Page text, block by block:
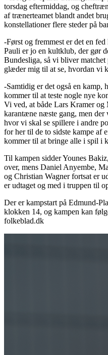
torsdag eftermiddag, og
af trænerteamet blandt andet
konstellationer flere steder på
-Først og fremmest er det en
Pauli er jo en kultklub, der gør
Bundesliga, så vi bliver
glæder mig til at se, hvordan vi
-Samtidig er det også en kamp,
kommer til at teste nogle nye
Vi ved, at både Lars Kramer og
karantæne næste gang, men der
hvor vi skal se spillere i andre
for her til de to sidste kampe af
kommer til at bringe alle i spil i
Til kampen sidder Younes
over, mens Daniel Anyembe,
og Christian Wagner fortsat er
er udtaget og med i truppen til
Der er kampstart på Edmund-
klokken 14, og kampen kan
folkeblad.dk